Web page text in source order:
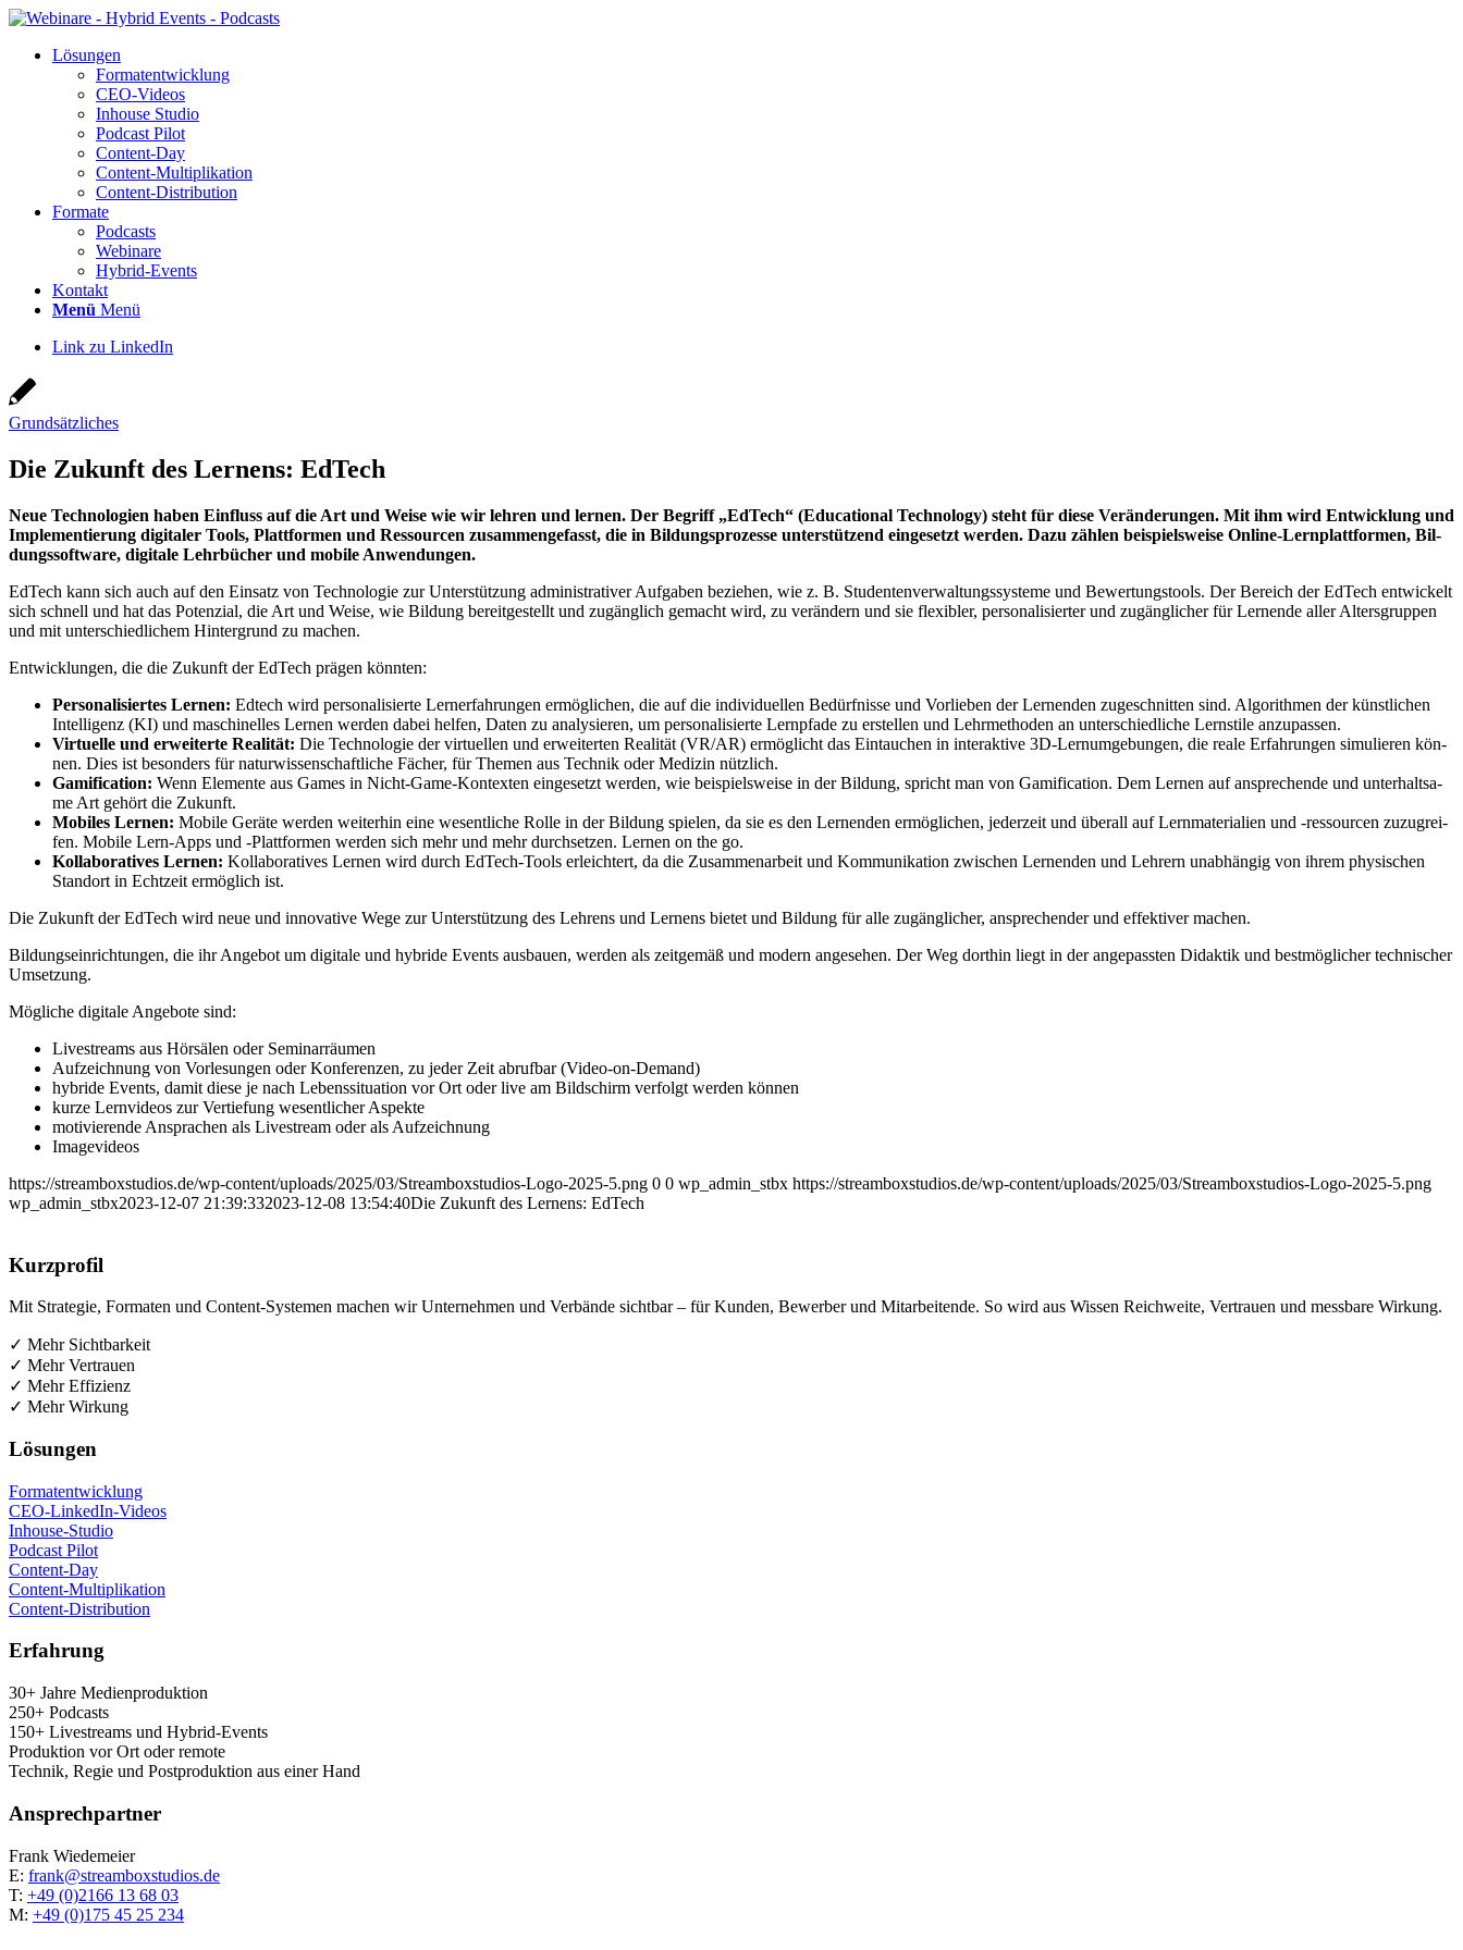
Lösun­gen
For­ma­t­ent­wick­lung
CEO-Vide­os
Inhouse Stu­dio
Pod­cast Pilot
Con­­tent-Day
Con­tent-Mul­ti­pli­ka­ti­on
Con­tent-Dis­tri­bu­ti­on
For­ma­te
Pod­casts
Web­i­na­re
Hybrid-Events
Kon­takt
Menü Menü
Link zu LinkedIn
Grundsätzliches
Die Zukunft des Ler­nens: EdTech
Neue Tech­no­lo­gien haben Ein­fluss auf die Art und Wei­se wie wir leh­ren und ler­nen. Der Begriff „EdTech“ (Edu­ca­tio­nal Tech­no­lo­gy) steht für die­se Ver­än­de­run­gen. Mit ihm wird Ent­wick­lung und
Imple­men­tie­rung digi­ta­ler Tools, Platt­for­men und Res­sour­cen zusam­men­ge­fasst, die in Bil­dungs­pro­zes­se unter­stüt­zend ein­ge­setzt wer­den. Dazu zäh­len bei­spiels­wei­se Online-Lern­platt­for­men, Bil­
dungs­soft­ware, digi­ta­le Lehr­bü­cher und mobi­le Anwendungen.
EdTech kann sich auch auf den Ein­satz von Tech­no­lo­gie zur Unter­stüt­zung admi­nis­tra­ti­ver Auf­ga­ben bezie­hen, wie z. B. Stu­den­ten­ver­wal­tungs­sys­te­me und Bewer­tungs­tools. Der Bereich der EdTech ent­wi­ckelt
sich schnell und hat das Poten­zi­al, die Art und Wei­se, wie Bil­dung bereit­ge­stellt und zugäng­lich gemacht wird, zu ver­än­dern und sie fle­xi­bler, per­so­na­li­sier­ter und zugäng­li­cher für Ler­nen­de aller Alters­grup­pen
und mit unter­schied­li­chem Hin­ter­grund zu machen.
Ent­wick­lun­gen, die die Zukunft der EdTech prä­gen könnten:
Per­so­na­li­sier­tes Ler­nen: Edtech wird per­so­na­li­sier­te Lern­erfah­run­gen ermög­li­chen, die auf die indi­vi­du­el­len Bedürf­nis­se und Vor­lie­ben der Ler­nen­den zuge­schnit­ten sind. Algo­rith­men der künst­li­chen
Intel­li­genz (KI) und maschi­nel­les Ler­nen wer­den dabei hel­fen, Daten zu ana­ly­sie­ren, um per­so­na­li­sier­te Lern­pfa­de zu erstel­len und Lehr­me­tho­den an unter­schied­li­che Lern­sti­le anzupassen.
Vir­tu­el­le und erwei­ter­te Rea­li­tät: Die Tech­no­lo­gie der vir­tu­el­len und erwei­ter­ten Rea­li­tät (VR/AR) ermög­licht das Ein­tau­chen in inter­ak­ti­ve 3D-Lern­um­ge­bun­gen, die rea­le Erfah­run­gen simu­lie­ren kön­
nen. Dies ist beson­ders für natur­wis­sen­schaft­li­che Fächer, für The­men aus Tech­nik oder Medi­zin nützlich.
Gami­fi­ca­ti­on: Wenn Ele­men­te aus Games in Nicht-Game-Kon­tex­ten ein­ge­setzt wer­den, wie bei­spiels­wei­se in der Bil­dung, spricht man von Gami­fi­ca­ti­on. Dem Ler­nen auf anspre­chen­de und unter­halt­sa­
me Art gehört die Zukunft.
Mobi­les Ler­nen: Mobi­le Gerä­te wer­den wei­ter­hin eine wesent­li­che Rol­le in der Bil­dung spie­len, da sie es den Ler­nen­den ermög­li­chen, jeder­zeit und über­all auf Lern­ma­te­ria­li­en und ‑res­sour­cen zuzu­grei­
fen. Mobi­le Lern-Apps und ‑Platt­for­men wer­den sich mehr und mehr durch­set­zen. Ler­nen on the go.
Kol­la­bo­ra­ti­ves Ler­nen: Kol­la­bo­ra­ti­ves Ler­nen wird durch EdTech-Tools erleich­tert, da die Zusam­men­ar­beit und Kom­mu­ni­ka­ti­on zwi­schen Ler­nen­den und Leh­rern unab­hän­gig von ihrem phy­si­schen
Stand­ort in Echt­zeit ermög­lich ist.
Die Zukunft der EdTech wird neue und inno­va­ti­ve Wege zur Unter­stüt­zung des Leh­rens und Ler­nens bie­tet und Bil­dung für alle zugäng­li­cher, anspre­chen­der und effek­ti­ver machen.
Bil­dungs­ein­rich­tun­gen, die ihr Ange­bot um digi­ta­le und hybri­de Events aus­bau­en, wer­den als zeit­ge­mäß und modern ange­se­hen. Der Weg dort­hin liegt in der ange­pass­ten Didak­tik und best­mög­li­cher tech­ni­scher
Umsetzung.
Mög­li­che digi­ta­le Ange­bo­te sind:
Live­streams aus Hör­sä­len oder Seminarräumen
Auf­zeich­nung von Vor­le­sun­gen oder Kon­fe­ren­zen, zu jeder Zeit abruf­bar (Video-on-Demand)
hybri­de Events, damit die­se je nach Lebens­si­tua­ti­on vor Ort oder live am Bild­schirm ver­folgt wer­den können
kur­ze Lern­vi­de­os zur Ver­tie­fung wesent­li­cher Aspekte
moti­vie­ren­de Anspra­chen als Live­stream oder als Aufzeichnung
Image­vi­de­os
https://streamboxstudios.de/wp-content/uploads/2025/03/Streamboxstudios-Logo-2025-5.png 0 0 wp_admin_stbx https://streamboxstudios.de/wp-content/uploads/2025/03/Streamboxstudios-Logo-2025-5.png
wp_admin_stbx2023-12-07 21:39:332023-12-08 13:54:40Die Zukunft des Ler­nens: EdTech
Kurz­pro­fil
Mit Stra­te­gie, For­ma­ten und Con­tent-Sys­te­men machen wir Unter­neh­men und Ver­bän­de sicht­bar – für Kun­den, Bewer­ber und Mit­ar­bei­ten­de. So wird aus Wis­sen Reich­wei­te, Ver­trau­en und mess­ba­re Wirkung.
✓ Mehr Sichtbarkeit
✓ Mehr Vertrauen
✓ Mehr Effizienz
✓ Mehr Wirkung
Lösun­gen
For­ma­t­ent­wick­lung
CEO-Lin­ke­dIn-Vide­os
Inhouse-Stu­dio
Pod­cast Pilot
Con­tent-Day
Con­tent-Mul­ti­pli­ka­ti­on
Con­tent-Dis­tri­bu­ti­on
Erfah­rung
30+ Jah­re Medienproduktion
250+ Podcasts
150+ Live­streams und Hybrid-Events
Pro­duk­ti­on vor Ort oder remote
Tech­nik, Regie und Post­pro­duk­ti­on aus einer Hand
Ansprech­part­ner
Frank Wie­demei­er
E: frank@streamboxstudios.de
T: +49 (0)2166 13 68 03
M: +49 (0)175 45 25 234